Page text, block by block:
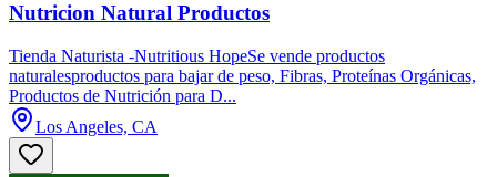
Nutricion Natural Productos
Tienda Naturista -Nutritious HopeSe vende productos
naturalesproductos para bajar de peso, Fibras, Proteínas Orgánicas,
Productos de Nutrición para D...
Los Angeles, CA